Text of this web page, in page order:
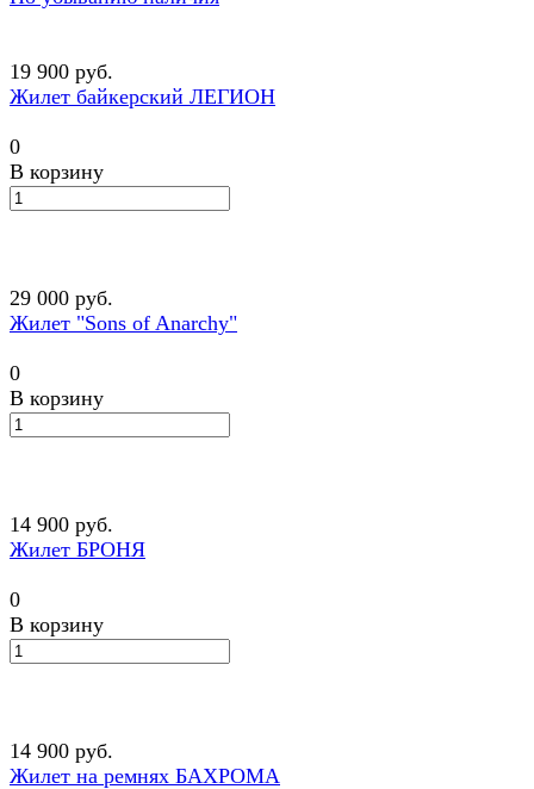
19 900 руб.
Жилет байкерский ЛЕГИОН
0
В корзину
29 000 руб.
Жилет "Sons of Anarchy"
0
В корзину
14 900 руб.
Жилет БРОНЯ
0
В корзину
14 900 руб.
Жилет на ремнях БАХРОМА